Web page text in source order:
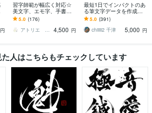
円
習字師範が幅広く対応☆
美文字、エモ字、手書き
します 商用利用OK◎ 筆
文字も、お洒落な英字も
お任せ下さい！
5.0 (176)
アトリエ Lapin
4,500 円
最短1日でインパクトのあ
る筆文字データを作成し
ます 高解像度データをス
ピード納品いたします！
5.0 (391)
chiiiii2 千津
5,000 円
人はこちらもチェックしています